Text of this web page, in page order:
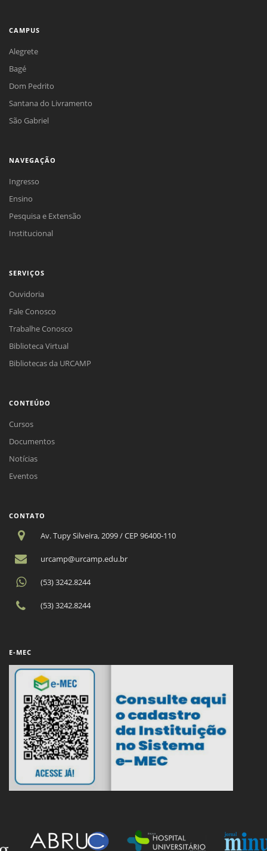
CAMPUS
Alegrete
Bagé
Dom Pedrito
Santana do Livramento
São Gabriel
NAVEGAÇÃO
Ingresso
Ensino
Pesquisa e Extensão
Institucional
SERVIÇOS
Ouvidoria
Fale Conosco
Trabalhe Conosco
Biblioteca Virtual
Bibliotecas da URCAMP
CONTEÚDO
Cursos
Documentos
Notícias
Eventos
CONTATO
Av. Tupy Silveira, 2099 / CEP 96400-110
urcamp@urcamp.edu.br
(53) 3242.8244
(53) 3242.8244
E-MEC